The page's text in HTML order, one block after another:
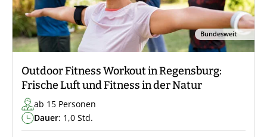
Bundesweit
Outdoor Fitness Workout in Regensburg:
Frische Luft und Fitness in der Natur
ab 15 Personen
Dauer: 1,0 Std.